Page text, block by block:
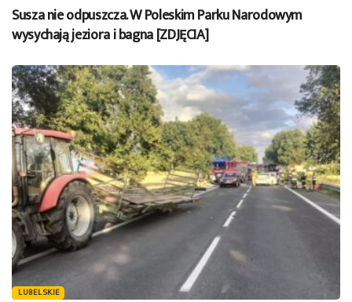
Susza nie odpuszcza. W Poleskim Parku Narodowym
wysychają jeziora i bagna [ZDJĘCIA]
LUBELSKIE